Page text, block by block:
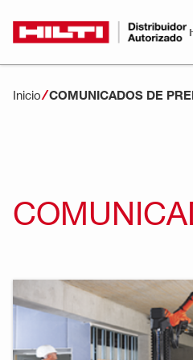
Inicio COMUNICADOS DE